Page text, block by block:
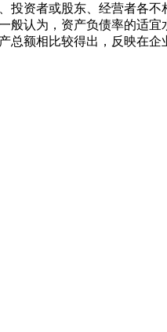
资者或股东、经营者各
认为，资产负债率的适
额相比较得出，反映在企